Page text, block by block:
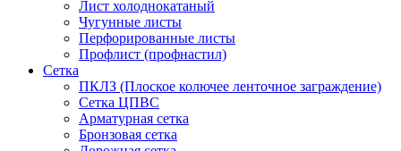
Лист холоднокатаный
Чугунные листы
Перфорированные листы
Профлист (профнастил)
Сетка
ПКЛЗ (Плоское колючее ленточное заграждение)
Сетка ЦПВС
Арматурная сетка
Бронзовая сетка